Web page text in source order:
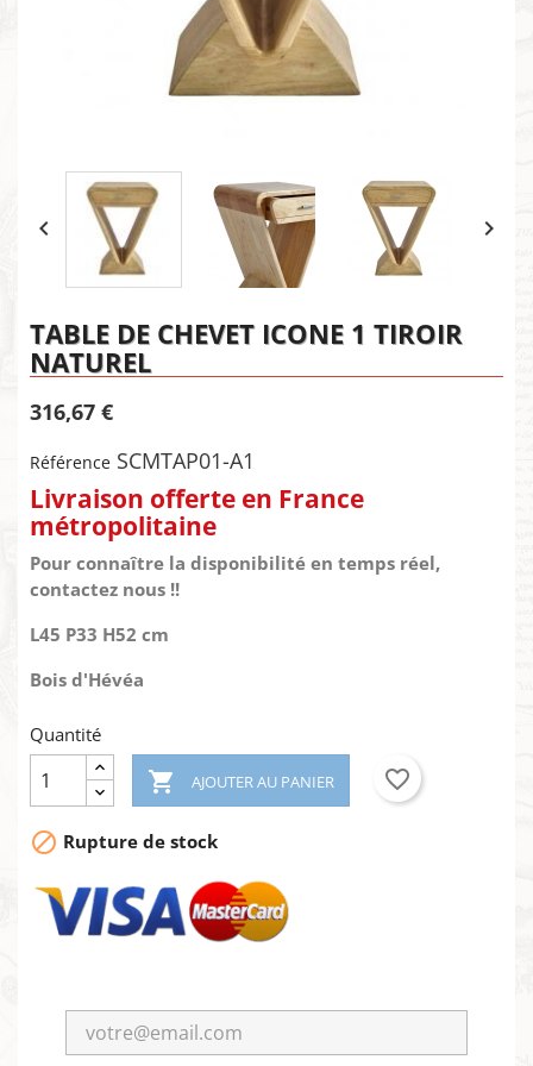
 
TABLE DE CHEVET ICONE 1 TIROIR
NATUREL
316,67 €
Référence SCMTAP01-A1
Livraison offerte en France
métropolitaine
Pour connaître la disponibilité en temps réel,
contactez nous !!
L45 P33 H52 cm
Bois d'Hévéa
Quantité
 AJOUTER AU PANIER favorite_border
 Rupture de stock